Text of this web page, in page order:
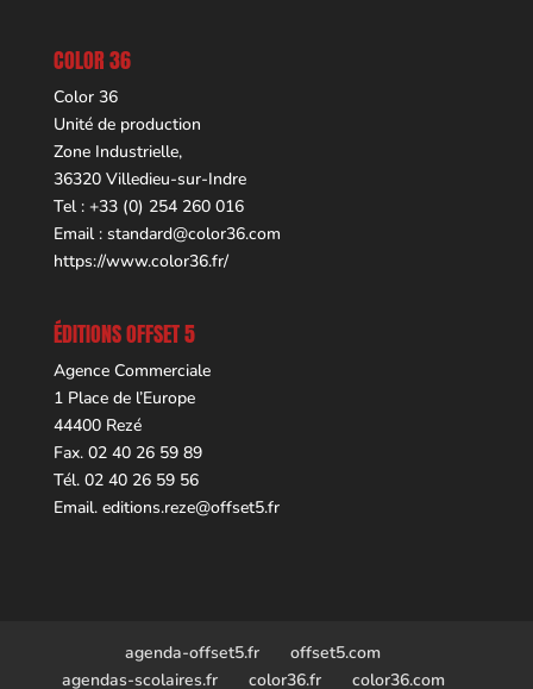
COLOR 36
Color 36
Unité de production
Zone Industrielle,
36320 Villedieu-sur-Indre
Tel : +33 (0) 254 260 016
Email : standard@color36.com
https://www.color36.fr/
ÉDITIONS OFFSET 5
Agence Commerciale
1 Place de l’Europe
44400 Rezé
Fax. 02 40 26 59 89
Tél. 02 40 26 59 56
Email. editions.reze@offset5.fr
agenda-offset5.fr
offset5.com
agendas-scolaires.fr
color36.fr color36.com